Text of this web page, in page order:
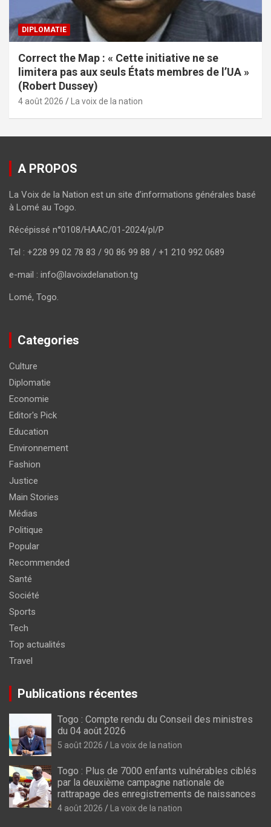
DIPLOMATIE
Correct the Map : « Cette initiative ne se
limitera pas aux seuls États membres de l’UA »
(Robert Dussey)
4 août 2026 La voix de la nation
A PROPOS
La Voix de la Nation est un site d’informations générales basé
à Lomé au Togo.
Récépissé n°0108/HAAC/01-2024/pl/P
Tel : +228 99 02 78 83 / 90 86 99 88 / +1 210 992 0689
e-mail : info@lavoixdelanation.tg
Lomé, Togo.
Categories
Culture
Diplomatie
Economie
Editor's Pick
Education
Environnement
Fashion
Justice
Main Stories
Médias
Politique
Popular
Recommended
Santé
Société
Sports
Tech
Top actualités
Travel
Publications récentes
Togo : Compte rendu du Conseil des ministres
du 04 août 2026
5 août 2026 La voix de la nation
Togo : Plus de 7000 enfants vulnérables ciblés
par la deuxième campagne nationale de
rattrapage des enregistrements de naissances
4 août 2026 La voix de la nation